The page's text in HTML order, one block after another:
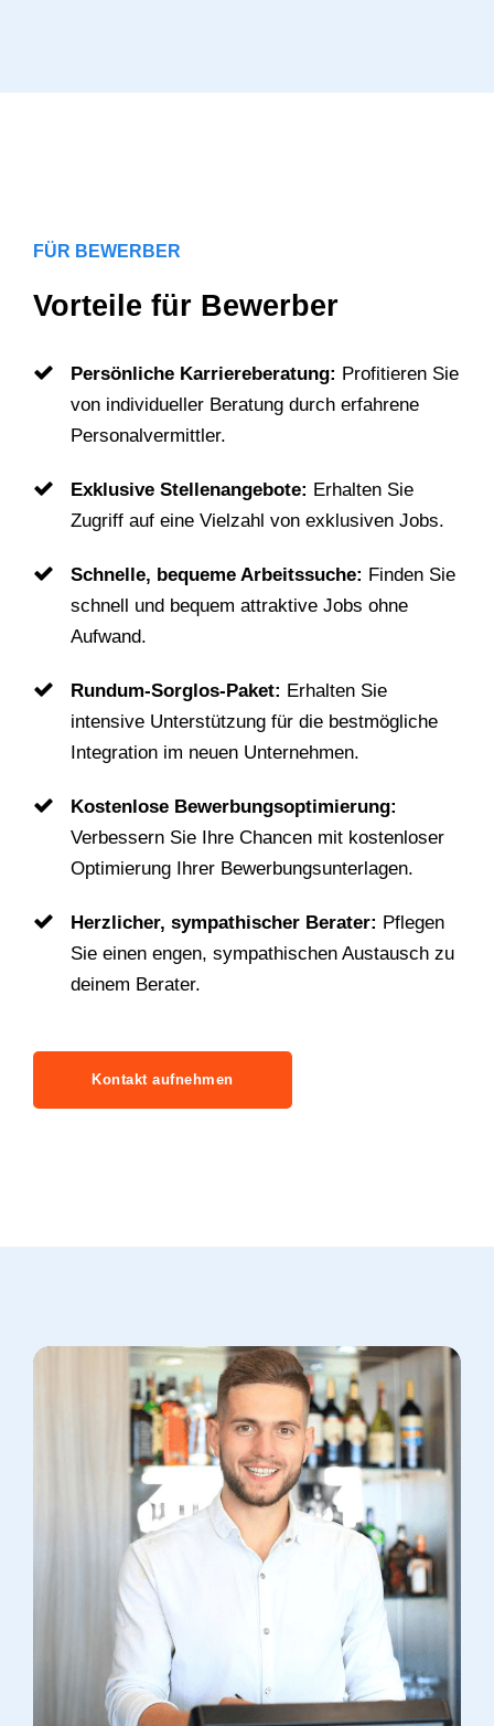
FÜR BEWERBER
Vorteile für Bewerber
Persönliche Karriereberatung: Profitieren Sie
von individueller Beratung durch erfahrene
Personalvermittler.
Exklusive Stellenangebote: Erhalten Sie
Zugriff auf eine Vielzahl von exklusiven Jobs.
Schnelle, bequeme Arbeitssuche: Finden Sie
schnell und bequem attraktive Jobs ohne
Aufwand.
Rundum-Sorglos-Paket: Erhalten Sie
intensive Unterstützung für die bestmögliche
Integration im neuen Unternehmen.
Kostenlose Bewerbungsoptimierung:
Verbessern Sie Ihre Chancen mit kostenloser
Optimierung Ihrer Bewerbungsunterlagen.
Herzlicher, sympathischer Berater: Pflegen
Sie einen engen, sympathischen Austausch zu
deinem Berater.
Kontakt aufnehmen